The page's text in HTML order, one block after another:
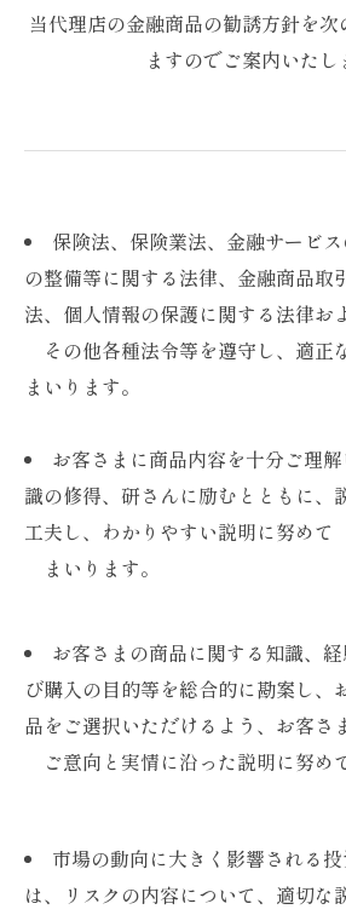
当代理店の金融商品の勧誘方針を次
ますのでご案内いたし
保険法、保険業法、金融サービ
の整備等に関する法律、金融商品取
法、個人情報の保護に関する法律お
その他各種法令等を遵守し、適正
まいります。
お客さまに商品内容を十分ご理
識の修得、研さんに励むとともに、
工夫し、わかりやすい説明に努めて
まいります。
お客さまの商品に関する知識、
び購入の目的等を総合的に勘案し、
品をご選択いただけるよう、お客さ
ご意向と実情に沿った説明に努め
市場の動向に大きく影響される
は、リスクの内容について、適切な